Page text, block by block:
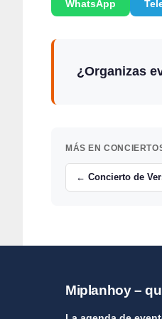
WhatsApp
¿Organizas
MÁS EN
← Concierto de
Miplanhoy –